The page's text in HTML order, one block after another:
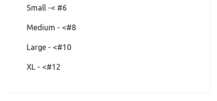
Small -< #6
Medium - <#8
Large - <#10
XL - <#12